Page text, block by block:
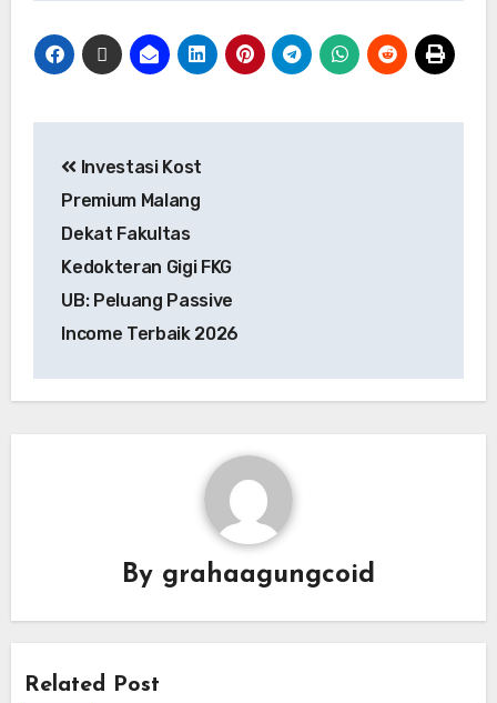
Investasi Kost
Premium Malang
Dekat Fakultas
Kedokteran Gigi FKG
UB: Peluang Passive
Income Terbaik 2026
By grahaagungcoid
Related Post